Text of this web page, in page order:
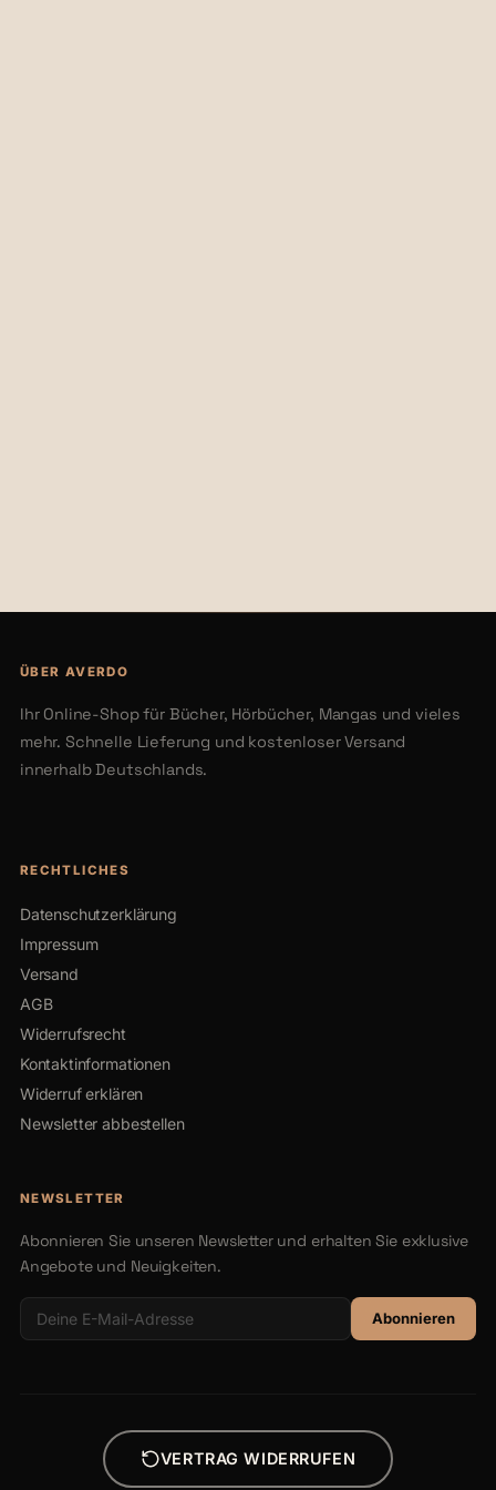
ÜBER AVERDO
Ihr Online-Shop für Bücher, Hörbücher, Mangas und vieles
mehr. Schnelle Lieferung und kostenloser Versand
innerhalb Deutschlands.
RECHTLICHES
Datenschutzerklärung
Impressum
Versand
AGB
Widerrufsrecht
Kontaktinformationen
Widerruf erklären
Newsletter abbestellen
NEWSLETTER
Abonnieren Sie unseren Newsletter und erhalten Sie exklusive
Angebote und Neuigkeiten.
Abonnieren
VERTRAG WIDERRUFEN